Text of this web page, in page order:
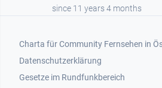
since 11 years 4 months
Footer 1
Charta für Community Fernsehen in
Datenschutzerklärung
Gesetze im Rundfunkbereich